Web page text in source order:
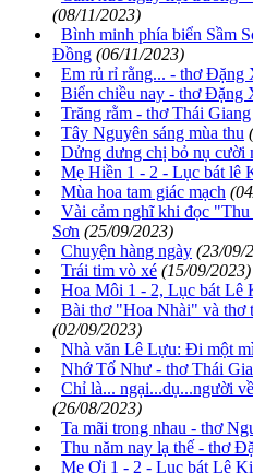
(08/11/2023)
Bình minh phía biển Sầm
Đồng (06/11/2023)
Em rủ rỉ rằng... - thơ Đặng
Biển chiều nay - thơ Đặng
Trăng rằm - thơ Thái Giang
Tây Nguyên sáng mùa thu
Dửng dưng chị bỏ nụ cười
Mẹ Hiền 1 - 2 - Lục bát lê
Mùa hoa tam giác mạch
Vài cảm nghĩ khi đọc
Sơn (25/09/2023)
Chuyện hàng ngày (23/09/
Trái tim vò xé (15/09/2023)
Hoa Môi 1 - 2, Lục bát Lê
Bài thơ "Hoa Nhài" và thơ
(02/09/2023)
Nhà văn Lê Lựu: Đi một
Nhớ Tố Như - thơ Thái
Chỉ là... ngại...dụ...người
(26/08/2023)
Ta mãi trong nhau - thơ
Thu năm nay lạ thế - thơ
Mẹ Ơi 1 - 2 - Lục bát Lê